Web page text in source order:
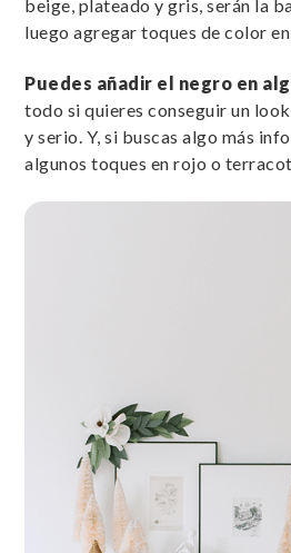
beige, plateado y gris, serán la
luego agregar toques de color
Puedes añadir el negro en
todo si quieres conseguir un
y serio. Y, si buscas algo más
algunos toques en rojo o